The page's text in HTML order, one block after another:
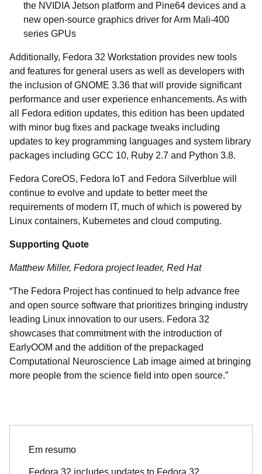
the NVIDIA Jetson platform and Pine64 devices and a
new open-source graphics driver for Arm Mali-400
series GPUs
Additionally, Fedora 32 Workstation provides new tools
and features for general users as well as developers with
the inclusion of GNOME 3.36 that will provide significant
performance and user experience enhancements. As with
all Fedora edition updates, this edition has been updated
with minor bug fixes and package tweaks including
updates to key programming languages and system library
packages including GCC 10, Ruby 2.7 and Python 3.8.
Fedora CoreOS, Fedora IoT and Fedora Silverblue will
continue to evolve and update to better meet the
requirements of modern IT, much of which is powered by
Linux containers, Kubernetes and cloud computing.
Supporting Quote
Matthew Miller, Fedora project leader, Red Hat
“The Fedora Project has continued to help advance free
and open source software that prioritizes bringing industry
leading Linux innovation to our users. Fedora 32
showcases that commitment with the introduction of
EarlyOOM and the addition of the prepackaged
Computational Neuroscience Lab image aimed at bringing
more people from the science field into open source.”
Em resumo
Fedora 32 includes updates to Fedora 32